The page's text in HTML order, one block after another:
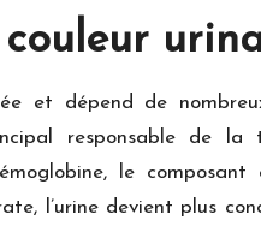
et dépend de
responsable de la
le composant
l’urine devient plus